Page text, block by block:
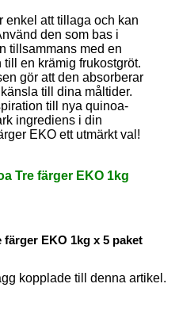
enkel att tillaga och kan
den som bas i
tillsammans med en
en krämig frukostgröt.
gör att den absorberar
till dina måltider.
till nya quinoa-
ingrediens i din
EKO ett utmärkt val!
Tre färger EKO 1kg
EKO 1kg x 5 paket
kopplade till denna artikel.